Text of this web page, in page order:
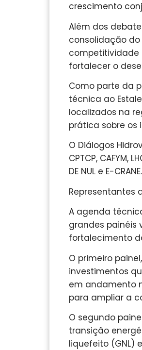
crescimento
Além dos
consolidação
competitividade
fortalecer o
Como parte da
técnica ao
localizados na
prática sobre os
O Diálogos
CPTCP, CAFYM,
DE NUL e E-CRANE.
Representantes
A agenda
grandes
fortalecimento
O primeiro
investimentos
em andamento
para ampliar a
O segundo
transição
liquefeito (GNL)